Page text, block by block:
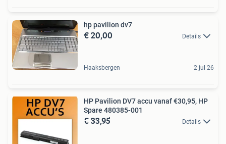
hp pavilion dv7
€ 20,00 Details
Haaksbergen 2 jul 26
HP Pavilion DV7 accu vanaf €30,95, HP
Spare 480385-001
€ 33,95 Details